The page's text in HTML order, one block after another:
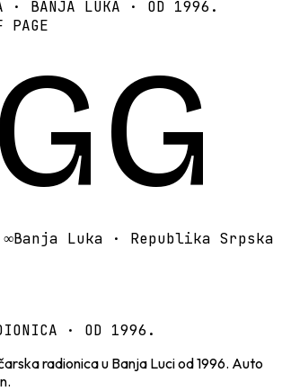
· BANJA LUKA · OD 1996.
∞Banja Luka · Republika Srpska
· OD 1996.
radionica u Banja Luci od 1996. Auto